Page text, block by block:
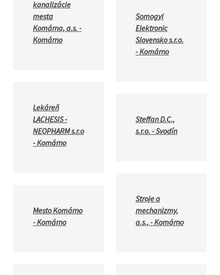
kanalizácie
mesta
Komárna, a.s. -
Komárno
Lekáreň
LACHESIS -
NEOPHARM s.r.o
- Komárno
Mesto Komárno
- Komárno
Somogyi
Elektronic
Slovensko s.r.o.
- Komárno
Steffan D.C.,
s.r.o. - Svodín
Stroje a
mechanizmy,
a.s., - Komárno